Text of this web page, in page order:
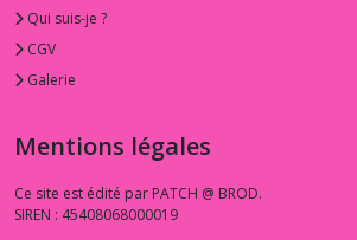
Qui suis-je ?
CGV
Galerie
Mentions légales
Ce site est édité par PATCH @ BROD.
SIREN : 45408068000019